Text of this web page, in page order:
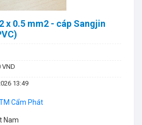
x 0.5 mm2 - cáp Sangjin
VND
13:49
Cẩm Phát
Nam